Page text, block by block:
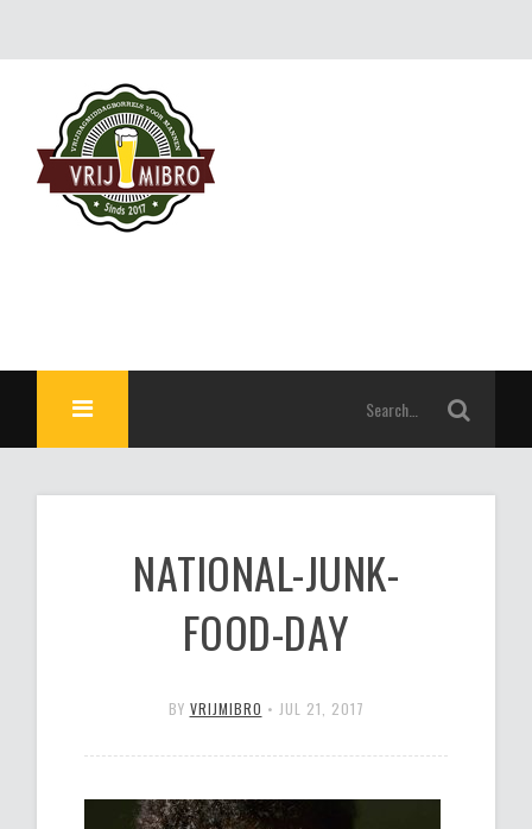
NATIONAL-JUNK-
FOOD-DAY
BY VRIJMIBRO • JUL 21, 2017